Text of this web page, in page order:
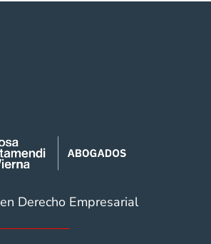
Derecho Empresarial